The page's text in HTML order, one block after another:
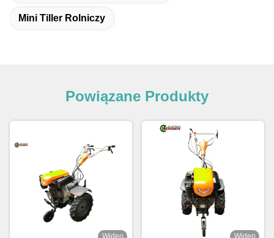
Mini Tiller Rolniczy
Powiązane Produkty
Wideo Wideo